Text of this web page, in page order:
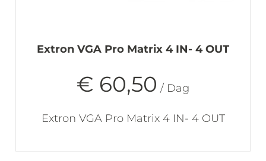
Extron VGA Pro Matrix 4 IN- 4 OUT
€ 60,50 / Dag
Extron VGA Pro Matrix 4 IN- 4 OUT